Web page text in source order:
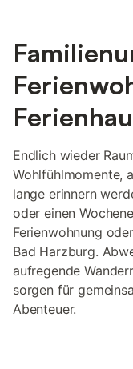
Endlich wieder
Wohlfühlmomente,
lange erinnern
oder einen
Ferienwohnung
Bad Harzburg.
aufregende
sorgen für
Abenteuer.